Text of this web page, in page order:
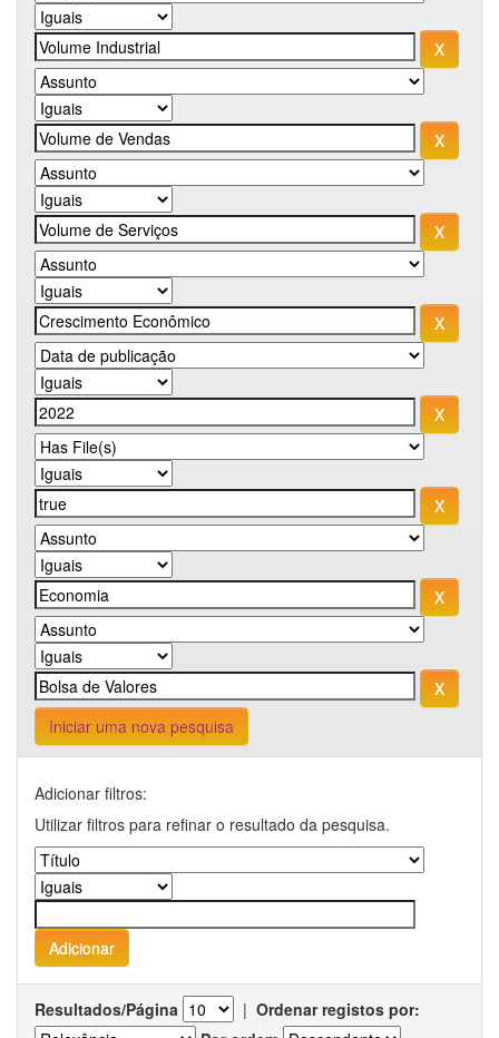
Iniciar uma nova pesquisa
Adicionar filtros:
Utilizar filtros para refinar o resultado da pesquisa.
Resultados/Página | Ordenar registos por: